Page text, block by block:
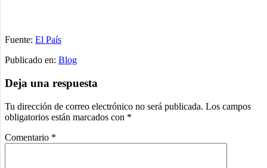
Fuente: El País
Publicado en: Blog
Interacciones
los
lectores
Deja una respuesta
Tu dirección de correo electrónico no será publicada. Los campos
obligatorios están marcados con *
Comentario *